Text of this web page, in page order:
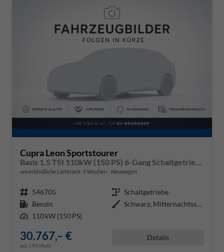
Cupra Leon Sportstourer
unverbindliche Lieferzeit: 6 Wochen Neuwagen
Fahrzeugnr. 546705 Getriebe Schaltgetriebe
Kraftstoff Benzin Außenfarbe
Schwarz, Mitternachtsschwarz (0E
Leistung 110 kW (150 PS)
30.767,– €
incl. 19% MwSt.
Details